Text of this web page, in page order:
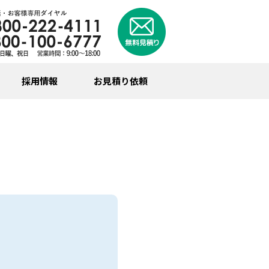
採用情報 お見積り依頼